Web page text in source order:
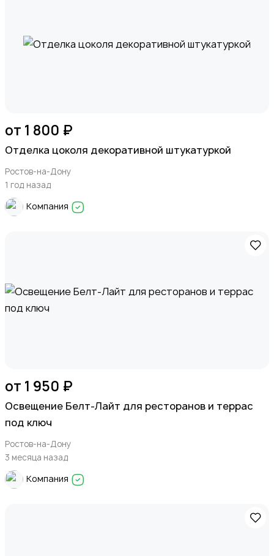
от 1 800 ₽
Отделка цоколя декоративной штукатуркой
Ростов-на-Дону
1 год назад
Компания
от 1 950 ₽
Освещение Белт-Лайт для ресторанов и террас
под ключ
Ростов-на-Дону
3 месяца назад
Компания